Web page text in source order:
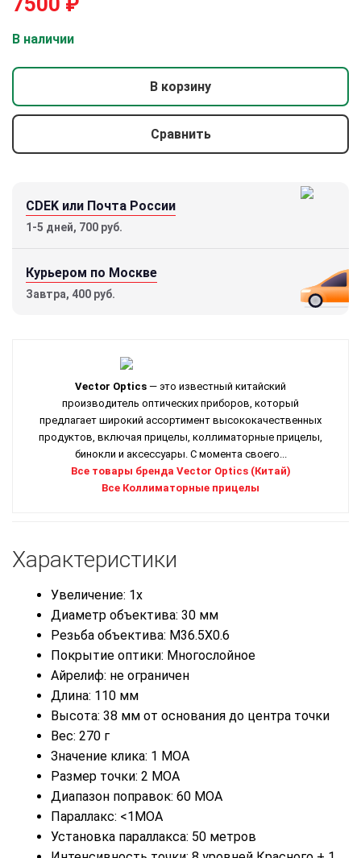
В наличии
В корзину
Сравнить
CDEK или Почта России
1-5 дней, 700 руб.
Курьером по Москве
Завтра, 400 руб.
Vector Optics — это известный китайский
производитель оптических приборов, который
предлагает широкий ассортимент высококачественных
продуктов, включая прицелы, коллиматорные прицелы,
бинокли и аксессуары. С момента своего...
Все товары бренда Vector Optics (Китай)
Все Коллиматорные прицелы
Характеристики
Увеличение: 1x
Диаметр объектива: 30 мм
Резьба объектива: M36.5X0.6
Покрытие оптики: Многослойное
Айрелиф: не ограничен
Длина: 110 мм
Высота: 38 мм от основания до центра точки
Вес: 270 г
Значение клика: 1 MOA
Размер точки: 2 MOA
Диапазон поправок: 60 МОА
Параллакс: <1MOA
Установка параллакса: 50 метров